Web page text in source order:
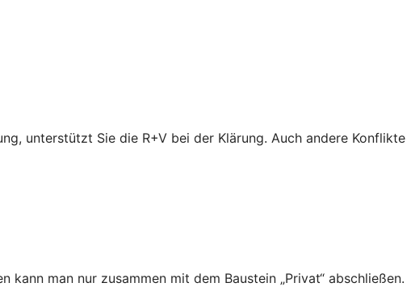
unterstützt Sie die R+V bei der Klärung. Auch andere Konflikte
kann man nur zusammen mit dem Baustein „Privat“ abschließen.